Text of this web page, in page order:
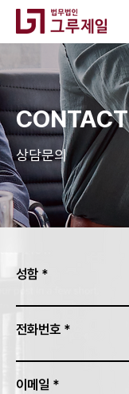
CONTACT
상담문의
성함
전화번호
이메일